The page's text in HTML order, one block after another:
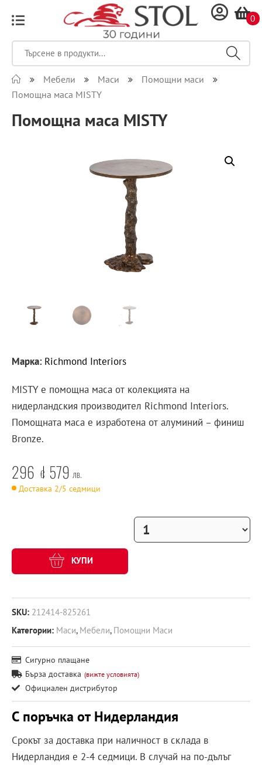
0
Мебели Маси
Помощни маси
Помощна маса MISTY
Помощна маса MISTY
Марка: Richmond Interiors
MISTY е помощна маса от колекцията на
нидерландския производител Richmond Interiors.
Помощната маса е изработена от алуминий – финиш
Bronze.
296 € 579 лв.
Доставка 2/5 седмици
КУПИ
SKU: 212414-825261
Категории: Маси, Мебели, Помощни Маси
Сигурно плащане
Бърза доставка (вижте условията)
Официален дистрибутор
С поръчка от Нидерландия
Срокът за доставка при наличност в склада в
Нидерландия е 2-4 седмици. В случай на по-дълъг